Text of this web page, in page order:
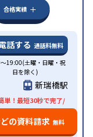
合格実績
話する 通話料無料
19:00(土曜・日曜・祝
日を除く)
新瑞橋駅
単！最短30秒で完了/
の資料請求 無料